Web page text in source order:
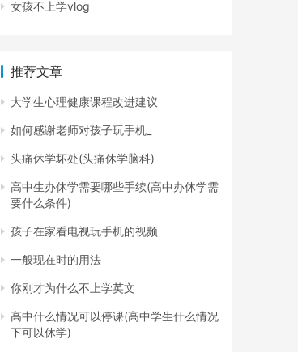
女孩不上学vlog
推荐文章
大学生心理健康课程改进建议
如何感谢老师对孩子玩手机_
头痛休学坏处(头痛休学脑科)
高中生办休学需要哪些手续(高中办休学需
要什么条件)
孩子在家看电视玩手机的视频
一般现在时的用法
你刚才为什么不上学英文
高中什么情况可以停课(高中学生什么情况
下可以休学)